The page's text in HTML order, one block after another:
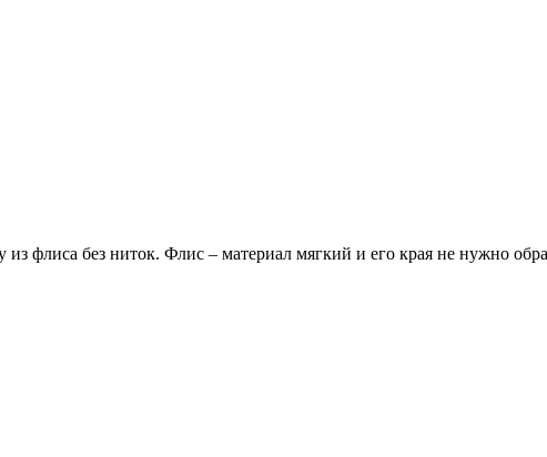
флиса без ниток. Флис – материал мягкий и его края не нужно